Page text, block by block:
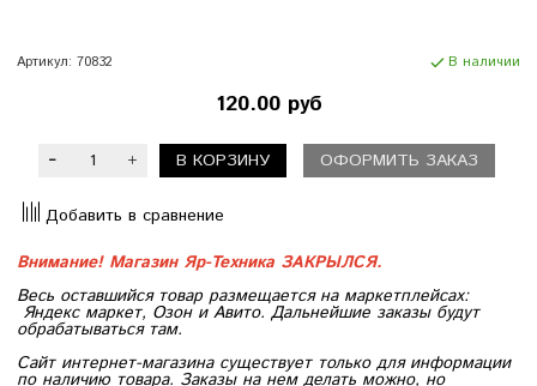
Артикул: 70832 В наличии
120.00 руб
В КОРЗИНУ ОФОРМИТЬ ЗАКАЗ
Добавить в сравнение
Внимание! Магазин Яр-Техника ЗАКРЫЛСЯ.
Весь оставшийся товар размещается на маркетплейсах:
Яндекс маркет, Озон и Авито. Дальнейшие заказы будут
обрабатываться там.
Сайт интернет-магазина существует только для информации
по наличию товара. Заказы на нем делать можно, но